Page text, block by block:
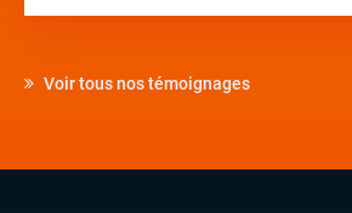
Voir tous nos témoignages